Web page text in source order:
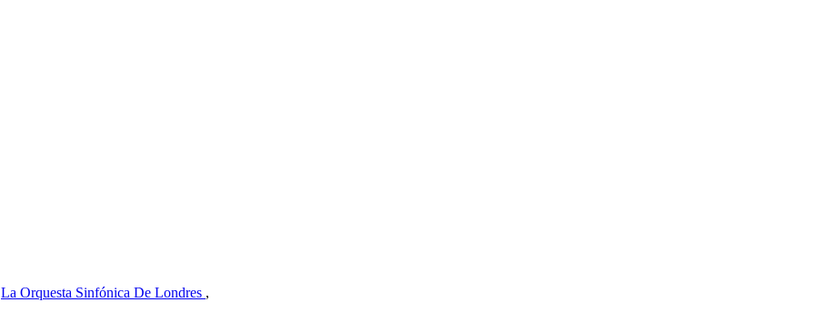
La Orquesta Sinfónica De Londres ,